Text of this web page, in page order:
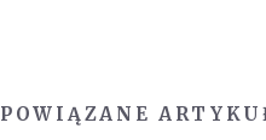
POWIĄZANE